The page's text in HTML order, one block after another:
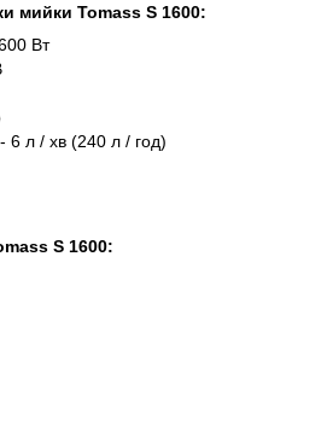
мийки Tomass S 1600:
Вт
6 л / хв (240 л / год)
S 1600: